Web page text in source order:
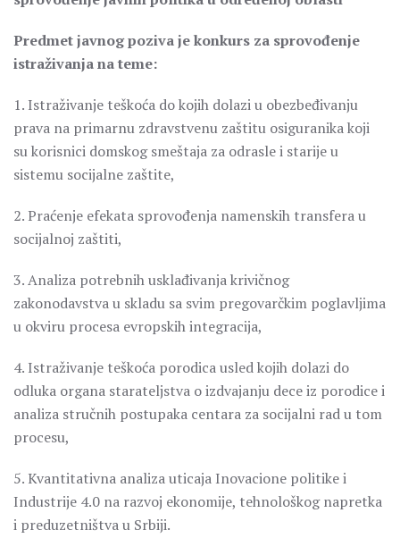
Predmet javnog poziva je konkurs za sprovođenje
istraživanja na teme:
1. Istraživanje teškoća do kojih dolazi u obezbeđivanju
prava na primarnu zdravstvenu zaštitu osiguranika koji
su korisnici domskog smeštaja za odrasle i starije u
sistemu socijalne zaštite,
2. Praćenje efekata sprovođenja namenskih transfera u
socijalnoj zaštiti,
3. Analiza potrebnih usklađivanja krivičnog
zakonodavstva u skladu sa svim pregovarčkim poglavljima
u okviru procesa evropskih integracija,
4. Istraživanje teškoća porodica usled kojih dolazi do
odluka organa starateljstva o izdvajanju dece iz porodice i
analiza stručnih postupaka centara za socijalni rad u tom
procesu,
5. Kvantitativna analiza uticaja Inovacione politike i
Industrije 4.0 na razvoj ekonomije, tehnološkog napretka
i preduzetništva u Srbiji.